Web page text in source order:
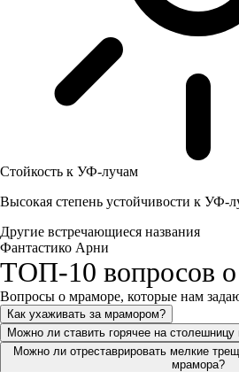
Стойкость к УФ-лучам
Высокая степень устойчивости к УФ-
Другие встречающиеся названия
Фантастико Арни
ТОП-10 вопросов
Вопросы о мраморе, которые нам
Как ухаживать за мрамором?
Можно ли ставить горячее на
Можно ли отреставрировать мелкие
мрамора?